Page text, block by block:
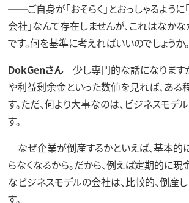
──ご自身が「おそらく」とおっしゃるように
会社」なんて存在しませんが、これはなか
です。何を基準に考えればいいのでしょうか。
DokGenさん少し専門的な話になります
や利益剰余金といった数値を見れば、ある
す。ただ、何より大事なのは、ビジネスモデ
す。
なぜ企業が倒産するかといえば、基本的
らなくなるから。だから、例えば定期的に現
なビジネスモデルの会社は、比較的、倒産
す。